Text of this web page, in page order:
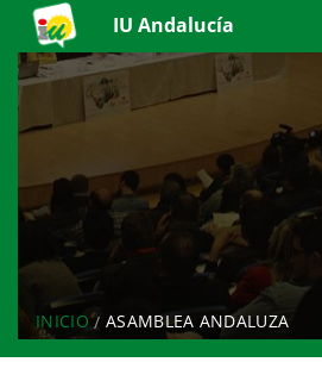
IU Andalucía
INICIO ASAMBLEA ANDALUZA